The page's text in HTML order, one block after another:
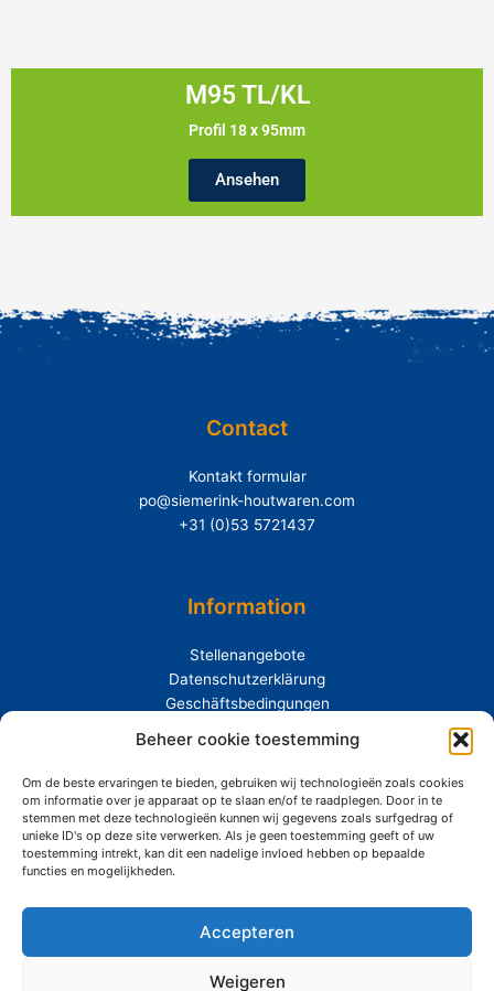
Beheer cookie toestemming
Om de beste ervaringen te bieden, gebruiken wij technologieën zoals cookies
om informatie over je apparaat op te slaan en/of te raadplegen. Door in te
stemmen met deze technologieën kunnen wij gegevens zoals surfgedrag of
unieke ID's op deze site verwerken. Als je geen toestemming geeft of uw
toestemming intrekt, kan dit een nadelige invloed hebben op bepaalde
functies en mogelijkheden.
Accepteren
Weigeren
M95 TL/KL
Profil 18 x 95mm
Ansehen
Contact
Kontakt formular
po@siemerink-houtwaren.com
+31 (0)53 5721437
Information
Stellenangebote
Datenschutzerklärung
Geschäftsbedingungen
Extras
Über Siemerink
Nachhaftigkeit
Copyright © 2026 Siemerink Houtwaren | Gerealiseerd door
Media